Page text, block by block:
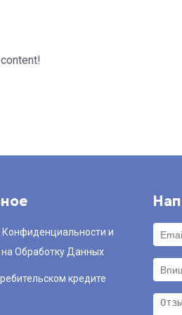
Конфиденциальности и
на Обработку Данных
кредите